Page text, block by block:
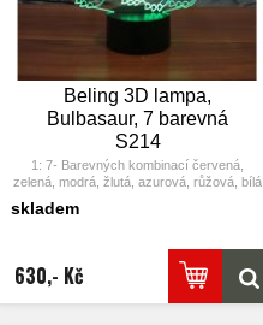
Beling 3D lampa,
Bulbasaur, 7 barevná
S214
1: 7- Barevných kombinací červená,
zelená, modrá, žlutá, azurová, růžová, bílá
rozsvítí jedna barva, stisknutím tlačítka se
další barva.
3: Automaticky režim změny barvy.
Stiskněte dotykové tlačítko na poslední
skladem
630,- Kč